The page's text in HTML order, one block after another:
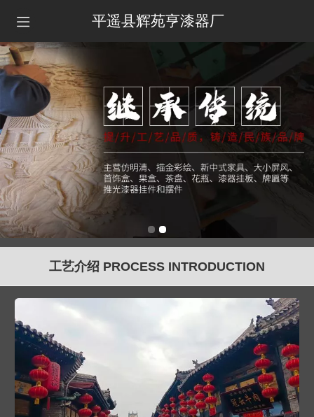
平遥县辉苑亨漆器厂
工艺介绍 PROCESS INTRODUCTION